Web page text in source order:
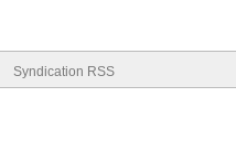
Syndication RSS